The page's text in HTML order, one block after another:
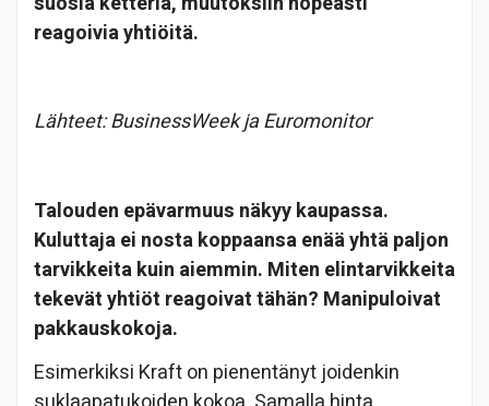
reagoivia yhtiöitä.
Lähteet: BusinessWeek ja Euromonitor
Talouden epävarmuus näkyy kaupassa.
Kuluttaja ei nosta koppaansa enää yhtä paljon
tarvikkeita kuin aiemmin. Miten elintarvikkeita
tekevät yhtiöt reagoivat tähän? Manipuloivat
pakkauskokoja.
Esimerkiksi Kraft on pienentänyt joidenkin